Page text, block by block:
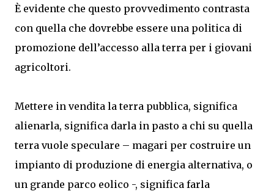
È evidente che questo provvedimento contrasta
con quella che dovrebbe essere una politica di
promozione dell’accesso alla terra per i giovani
agricoltori.
Mettere in vendita la terra pubblica, significa
alienarla, significa darla in pasto a chi su quella
terra vuole speculare – magari per costruire un
impianto di produzione di energia alternativa, o
un grande parco eolico -, significa farla